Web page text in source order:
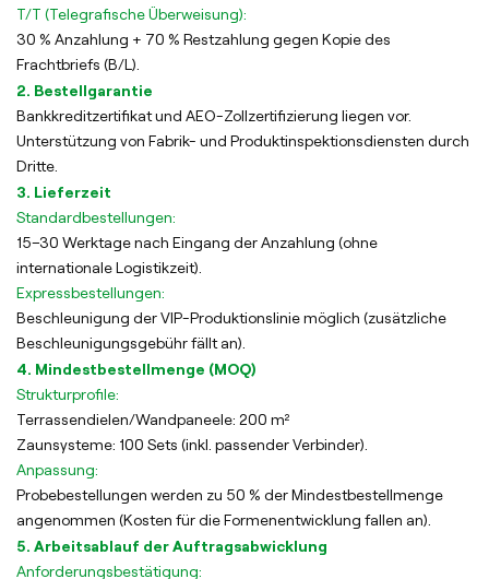
T/T (Telegrafische Überweisung):
30 % Anzahlung + 70 % Restzahlung gegen Kopie des
Frachtbriefs (B/L).
2. Bestellgarantie
Bankkreditzertifikat und AEO-Zollzertifizierung liegen vor.
Unterstützung von Fabrik- und Produktinspektionsdiensten durch
Dritte.
3. Lieferzeit
Standardbestellungen:
15–30 Werktage nach Eingang der Anzahlung (ohne
internationale Logistikzeit).
Expressbestellungen:
Beschleunigung der VIP-Produktionslinie möglich (zusätzliche
Beschleunigungsgebühr fällt an).
4. Mindestbestellmenge (MOQ)
Strukturprofile:
Terrassendielen/Wandpaneele: 200 m²
Zaunsysteme: 100 Sets (inkl. passender Verbinder).
Anpassung:
Probebestellungen werden zu 50 % der Mindestbestellmenge
angenommen (Kosten für die Formenentwicklung fallen an).
5. Arbeitsablauf der Auftragsabwicklung
Anforderungsbestätigung: